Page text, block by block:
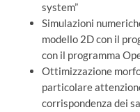
system”
Simulazioni
modello 2D con il
con il programma
Ottimizzazione
particolare
corrispondenza dei